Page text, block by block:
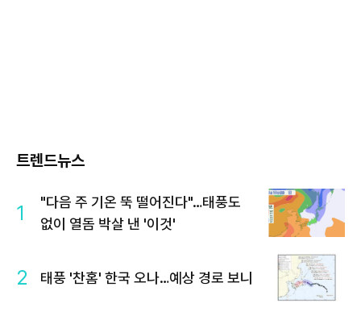
트렌드뉴스
1
"다음 주 기온 뚝 떨어진다"…태풍도
없이 열돔 박살 낸 '이것'
2 태풍 '찬홈' 한국 오나…예상 경로 보니